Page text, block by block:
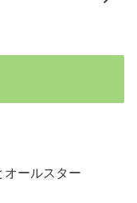
オールスター